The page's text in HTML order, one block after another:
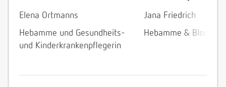
Elena Ortmanns
Hebamme und Gesundheits-
und Kinderkrankenpflegerin
Jana Friedrich
Hebamme &